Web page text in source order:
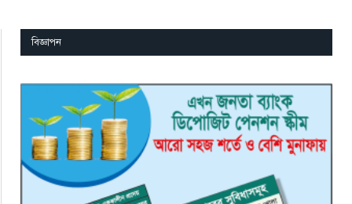
বিজ্ঞাপন